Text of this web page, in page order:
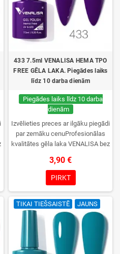
433 7.5ml VENALISA HEMA TPO
FREE GĒLA LAKA. Piegādes laiks
līdz 10 darba dienām
Piegādes laiks līdz 10 darba
dienām
Izvēlieties preces ar ilgāku piegādi
par zemāku cenuProfesionālas
kvalitātes gēla laka VENALISA bez
krāsu izvēle, lieliska sacietēšana
UV/LED lampās un ilgstoša
noturība. Katrs flakons iepakots
kastītē – pirmo reizi to atvērsiet
tikai jūs.
3,90 €
PIRKT
TIKAI TIEŠSAISTĒ JAUNS